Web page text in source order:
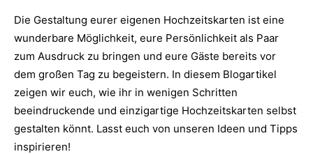
Hochzeit
Die Gestaltung eurer eigenen Hochzeitskarten ist eine
wunderbare Möglichkeit, eure Persönlichkeit als Paar
zum Ausdruck zu bringen und eure Gäste bereits vor
dem großen Tag zu begeistern. In diesem Blogartikel
zeigen wir euch, wie ihr in wenigen Schritten
beeindruckende und einzigartige Hochzeitskarten selbst
gestalten könnt. Lasst euch von unseren Ideen und Tipps
inspirieren!